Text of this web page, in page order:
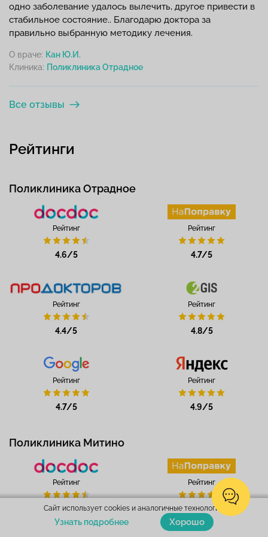
одно заболевание удалось вылечить, другое привести в
стабильное состояние.. Благодарю доктора за
правильно выбранную методику лечения.
О враче: Кан Ю.И.
Клиника:
Все отзывы
Рейтинги
Поликлиника Отрадное
Рейтинг
4.6/5
Рейтинг
4.7/5
Рейтинг
4.4/5
Рейтинг
4.8/5
Рейтинг
4.7/5
Рейтинг
4.9/5
Поликлиника Митино
Рейтинг
4.5/5
Рейтинг
4.8/5
Сайт использует cookies и аналогичные технологии.
Узнать подробнее Хорошо